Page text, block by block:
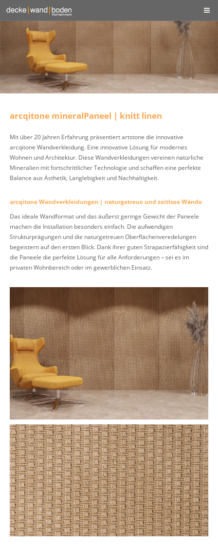
arcqitone mineralPaneel | knitt linen
Mit über 20 Jahren Erfahrung präsentiert artstone die innovative
arcqitone Wandverkleidung. Eine innovative Lösung für modernes
Wohnen und Architektur. Diese Wandverkleidungen vereinen natürliche
Mineralien mit fortschrittlicher Technologie und schaffen eine perfekte
Balance aus Ästhetik, Langlebigkeit und Nachhaltigkeit.
arcqitone Wandverkleidungen | naturgetreue und zeitlose Wände
Das ideale Wandformat und das äußerst geringe Gewicht der Paneele
machen die Installation besonders einfach. Die aufwendigen
Strukturprägungen und die naturgetreuen Oberflächenveredelungen
begeistern auf den ersten Blick. Dank ihrer guten Strapazierfähigkeit sind
die Paneele die perfekte Lösung für alle Anforderungen – sei es im
privaten Wohnbereich oder im gewerblichen Einsatz.